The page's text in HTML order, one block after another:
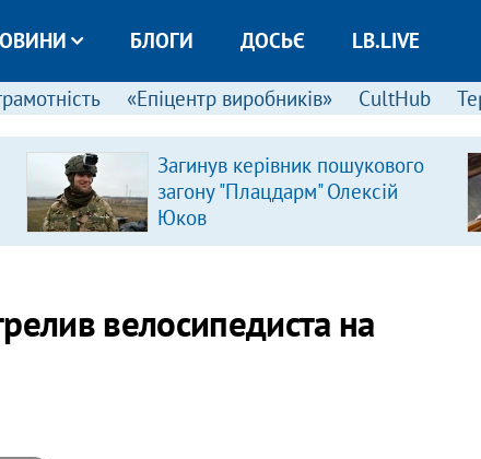
БЛОГИ ДОСЬЄ LB.LIVE
«Епіцентр виробників» CultHub
Загинув керівник пошукового
загону "Плацдарм" Олексій
Юков
велосипедиста на